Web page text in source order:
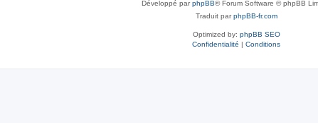
Développé parphpBB® Forum Software © phpBB
Traduit parphpBB-fr.com
Optimized by: phpBB SEO
Confidentialité | Conditions